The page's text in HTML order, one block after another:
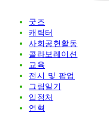
굿즈
캐릭터
사회공헌활동
콜라보레이션
교육
전시 및 팝업
그림일기
입점처
연혁